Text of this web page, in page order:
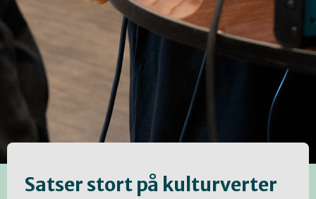
Satser stort på kulturverter